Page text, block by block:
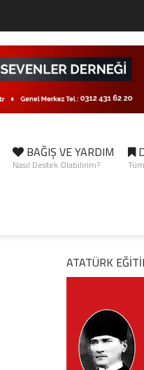
BAĞIŞ VE YARDIM
Nasıl Destek Olabilirim?
ATATÜRK